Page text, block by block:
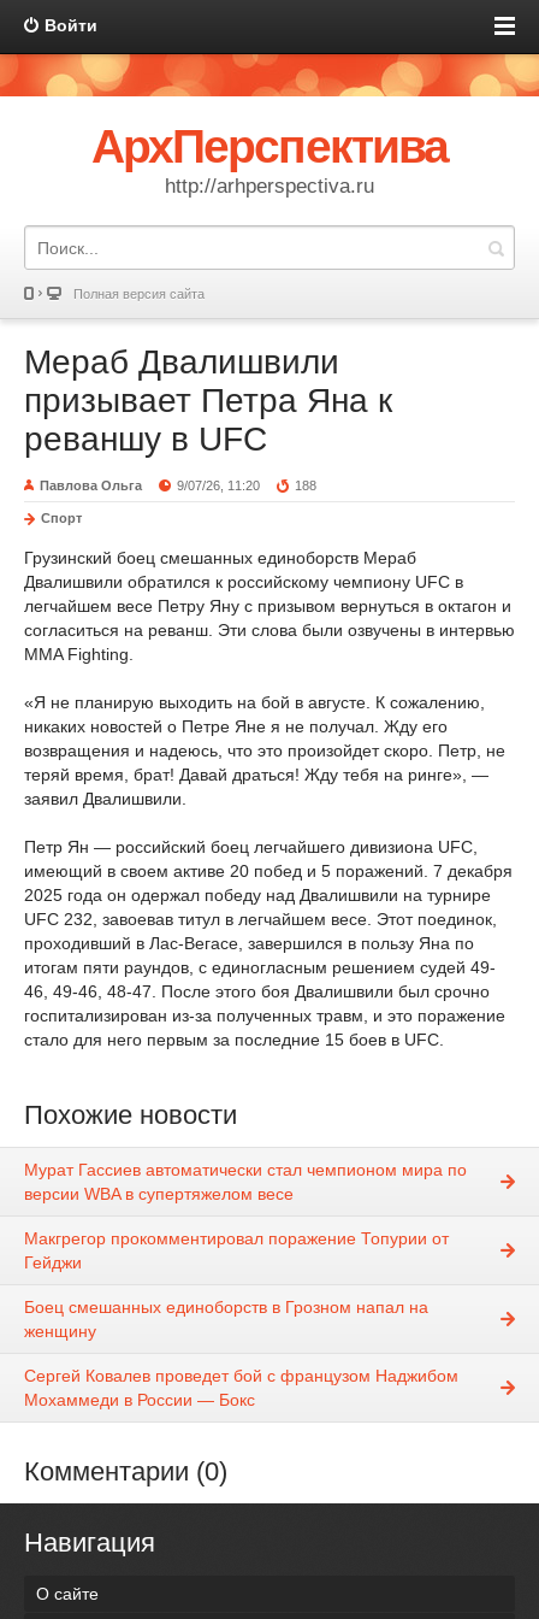
Войти
АрхПерспектива
http://arhperspectiva.ru
Полная версия сайта
Мераб Двалишвили
призывает Петра Яна к
реваншу в UFC
Павлова Ольга 9/07/26, 11:20 188
Спорт
Грузинский боец смешанных единоборств Мераб
Двалишвили обратился к российскому чемпиону UFC в
легчайшем весе Петру Яну с призывом вернуться в октагон и
согласиться на реванш. Эти слова были озвучены в интервью
MMA Fighting.
«Я не планирую выходить на бой в августе. К сожалению,
никаких новостей о Петре Яне я не получал. Жду его
возвращения и надеюсь, что это произойдет скоро. Петр, не
теряй время, брат! Давай драться! Жду тебя на ринге», —
заявил Двалишвили.
Петр Ян — российский боец легчайшего дивизиона UFC,
имеющий в своем активе 20 побед и 5 поражений. 7 декабря
2025 года он одержал победу над Двалишвили на турнире
UFC 232, завоевав титул в легчайшем весе. Этот поединок,
проходивший в Лас-Вегасе, завершился в пользу Яна по
итогам пяти раундов, с единогласным решением судей 49-
46, 49-46, 48-47. После этого боя Двалишвили был срочно
госпитализирован из-за полученных травм, и это поражение
стало для него первым за последние 15 боев в UFC.
Похожие новости
Мурат Гассиев автоматически стал чемпионом мира по
версии WBA в супертяжелом весе
Макгрегор прокомментировал поражение Топурии от
Гейджи
Боец смешанных единоборств в Грозном напал на
женщину
Сергей Ковалев проведет бой с французом Наджибом
Мохаммеди в России — Бокс
Комментарии (0)
Навигация
О сайте